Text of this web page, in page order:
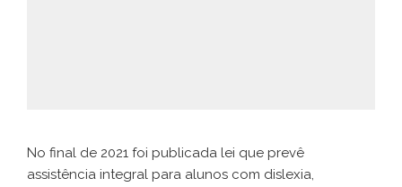
No final de 2021 foi publicada lei que prevê
assistência integral para alunos com dislexia,